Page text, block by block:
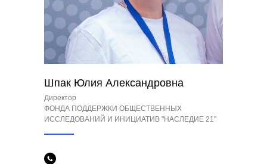
Шпак Юлия Александровна
Директор
ФОНДА ПОДДЕРЖКИ ОБЩЕСТВЕННЫХ
ИССЛЕДОВАНИЙ И ИНИЦИАТИВ "НАСЛЕДИЕ 21"